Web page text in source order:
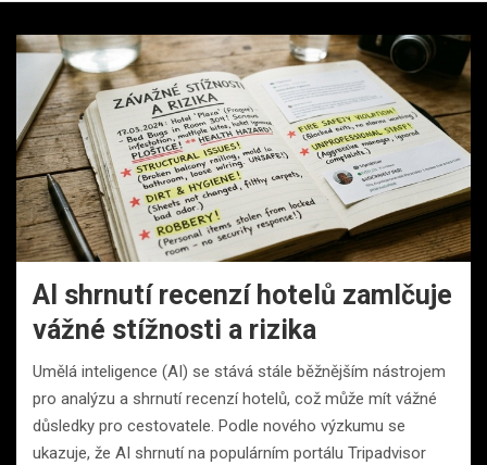
AI shrnutí recenzí hotelů zamlčuje
vážné stížnosti a rizika
Umělá inteligence (AI) se stává stále běžnějším nástrojem
pro analýzu a shrnutí recenzí hotelů, což může mít vážné
důsledky pro cestovatele. Podle nového výzkumu se
ukazuje, že AI shrnutí na populárním portálu Tripadvisor